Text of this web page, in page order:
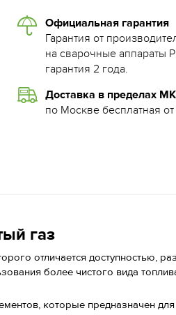
Официальная гарантия
Гарантия от
на сварочные аппараты
гарантия 2 года.
Доставка в пределах
по Москве бесплатная
газ
отличается доступностью,
более чистого вида
которые предназначен